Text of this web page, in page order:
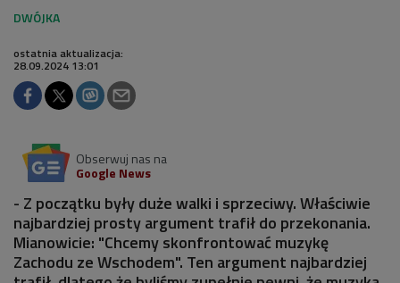
ostatnia aktualizacja:
28.09.2024 13:01
Obserwuj nas na
Google News
- Z początku były duże walki i sprzeciwy. Właściwie
najbardziej prosty argument trafił do przekonania.
Mianowicie: "Chcemy skonfrontować muzykę
Zachodu ze Wschodem". Ten argument najbardziej